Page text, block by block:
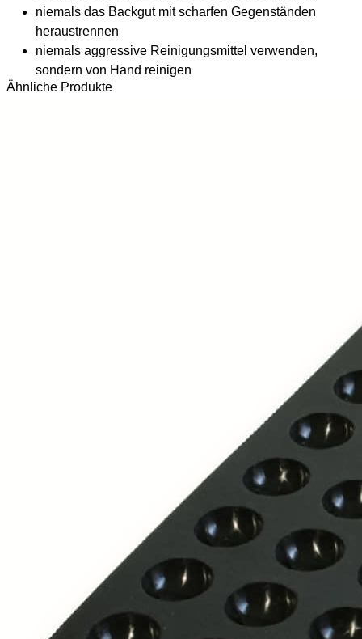
niemals das Backgut mit scharfen Gegenständen
heraustrennen
niemals aggressive Reinigungsmittel verwenden,
sondern von Hand reinigen
Ähnliche Produkte